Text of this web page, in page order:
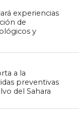
experiencias
de
y
a la
preventivas
del Sahara